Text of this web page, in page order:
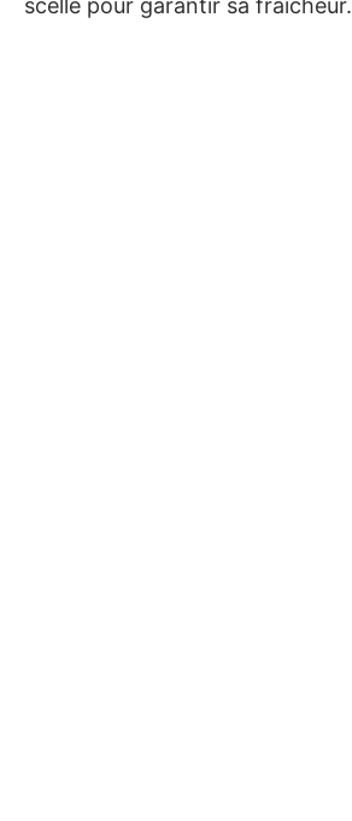
scellé pour garantir sa fraîcheur.